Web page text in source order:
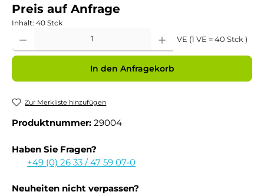
Preis auf Anfrage
Inhalt: 40 Stck
VE (1 VE = 40 Stck )
In den Anfragekorb
Zur Merkliste hinzufügen
Produktnummer: 29004
Haben Sie Fragen?
+49 (0) 26 33 / 47 59 07-0
Neuheiten nicht verpassen?